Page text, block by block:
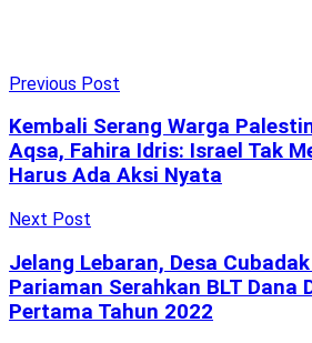
Previous Post
Kembali Serang Warga
Aqsa, Fahira Idris: Israel Tak
Harus Ada Aksi Nyata
Next Post
Jelang Lebaran, Desa
Pariaman Serahkan BLT Dana
Pertama Tahun 2022